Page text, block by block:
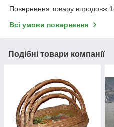
Повернення товару впродовж
Всі умови повернення
Подібні товари компанії